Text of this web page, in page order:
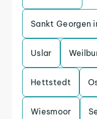
Sankt Georgen
Uslar
Hettstedt
Wiesmoor